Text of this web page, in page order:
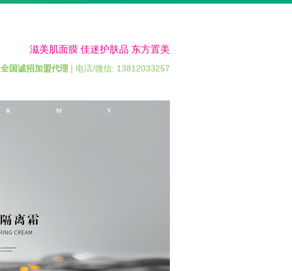
滋美肌面膜 佳迷护肤品 东方置美
全国诚招加盟代理 | 电话/微信: 13812033257